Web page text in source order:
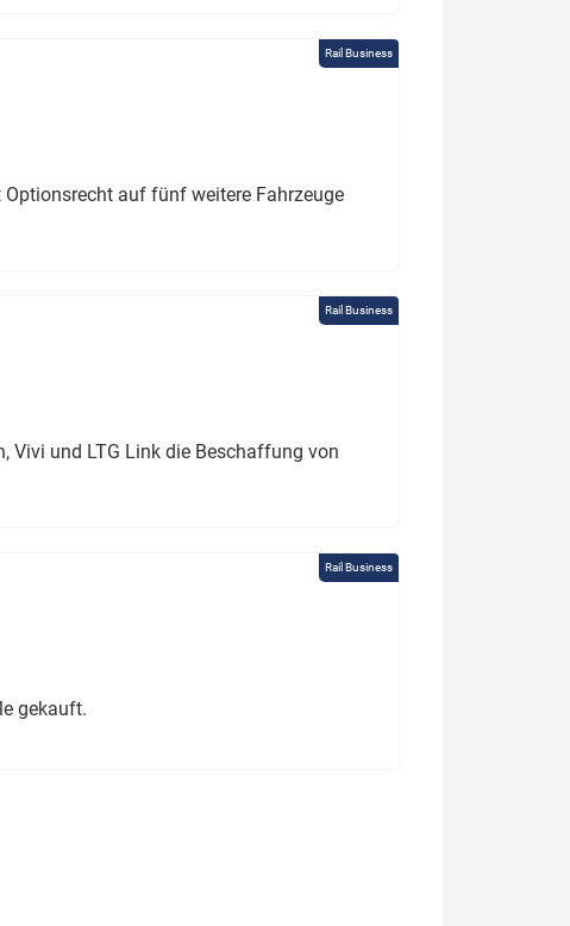
Rail Business
auf fünf weitere Fahrzeuge
Rail Business
Vivi und LTG Link die Beschaffung von
Rail Business
gekauft.